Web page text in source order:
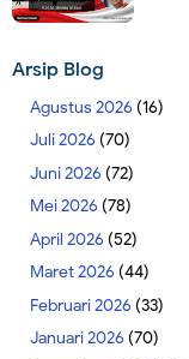
Arsip Blog
Agustus 2026 (16)
Juli 2026 (70)
Juni 2026 (72)
Mei 2026 (78)
April 2026 (52)
Maret 2026 (44)
Februari 2026 (33)
Januari 2026 (70)